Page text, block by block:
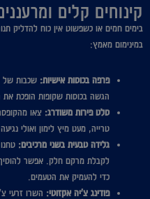
קינוחים קלים
בימים חמים או כשפשוט אין כוח להדליק
במינימום מאמץ:
פרפה בכוסות אישיות: שכבות של
הגשה בכוסות שקופות הופכת את
סלט פירות משודרג: צאו
טרייה, מעט מיץ לימון ואולי
גלידה טבעית בשני מרכיבים:
לקבלת מרקם חלק. אפשר
כדי להעמיק את הטעמים.
פודינג צ'יה אקזוטי: השרו זרעי